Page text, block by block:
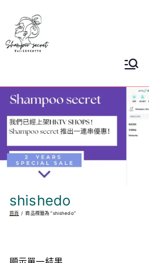
content
香
shishedo
首頁 商品標籤為 “shishedo”